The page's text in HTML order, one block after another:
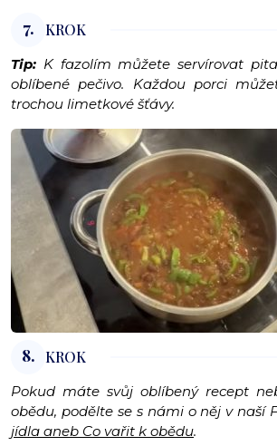
7. KROK
Tip: K fazolím můžete servírovat
oblíbené pečivo. Každou porci
trochou limetkové šťávy.
8. KROK
Pokud máte svůj oblíbený recept
obědu, podělte se s námi o něj v naší
jídla aneb Co vařit k obědu.